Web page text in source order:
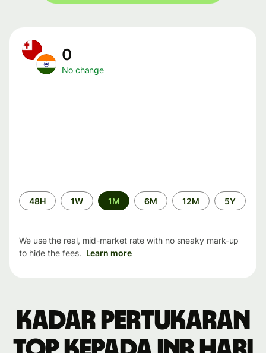
0
No change
Time
period
48H 1W 1M 6M 12M 5Y
We use the real, mid-market rate with no sneaky mark-up
to hide the fees. Learn more
Kadar pertukaran